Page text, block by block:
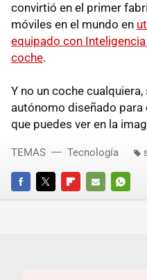
convirtió en el primer
móviles en el mundo en
equipado con
coche.
Y no un coche cualquiera,
autónomo diseñado
que puedes ver en la
FACEBOOKTWITTERFLIPBOARD
E-
TEMAS Tecnología